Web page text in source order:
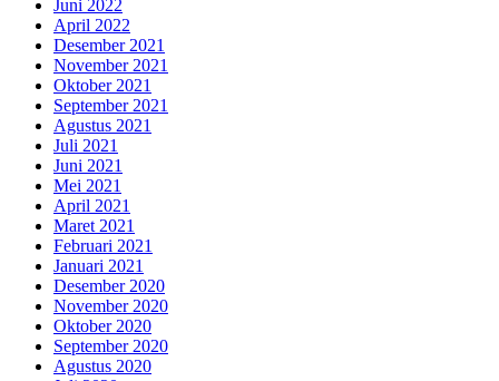
Juni 2022
April 2022
Desember 2021
November 2021
Oktober 2021
September 2021
Agustus 2021
Juli 2021
Juni 2021
Mei 2021
April 2021
Maret 2021
Februari 2021
Januari 2021
Desember 2020
November 2020
Oktober 2020
September 2020
Agustus 2020